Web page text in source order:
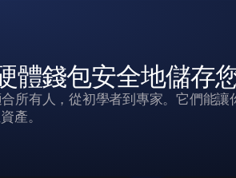
體錢包安全地儲存
所有人，從初學者到專家。它們能
產。